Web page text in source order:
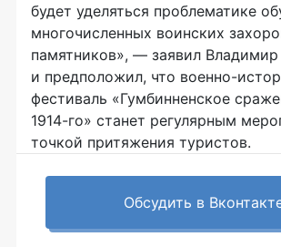
будет уделяться проблематике
многочисленных воинских
памятников», — заявил
и предположил, что военно-
фестиваль «Гумбинненское
1914-го» станет регулярным
точкой притяжения туристов.
Обсудить в